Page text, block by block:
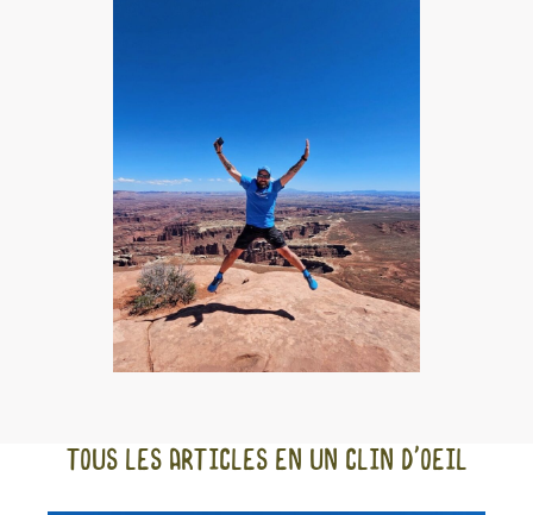
Tous les articles en un clin d'oeil